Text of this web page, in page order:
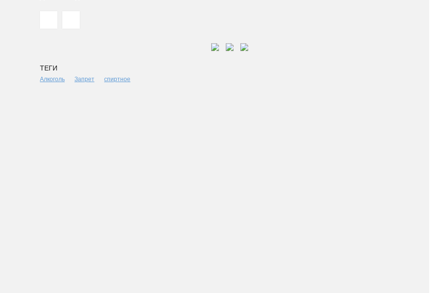
ТЕГИ
Алкоголь Запрет спиртное